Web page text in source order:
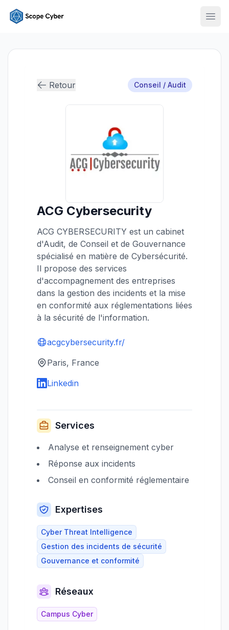
Retour Conseil / Audit
ACG Cybersecurity
ACG CYBERSECURITY est un cabinet
d'Audit, de Conseil et de Gouvernance
spécialisé en matière de Cybersécurité.
Il propose des services
d'accompagnement des entreprises
dans la gestion des incidents et la mise
en conformité aux réglementations liées
à la sécurité de l'information.
acgcybersecurity.fr/
Paris, France
Linkedin
Services
Analyse et renseignement cyber
Réponse aux incidents
Conseil en conformité réglementaire
Expertises
Cyber Threat Intelligence
Gestion des incidents de sécurité
Gouvernance et conformité
Réseaux
Campus Cyber